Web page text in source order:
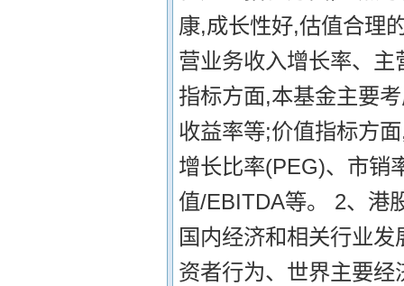
康,成长性好,估值合理
营业务收入增长率、
指标方面,本基金主要
收益率等;价值指标方
增长比率(PEG)、市销
值/EBITDA等。 2、港
国内经济和相关行业
资者行为、世界主要